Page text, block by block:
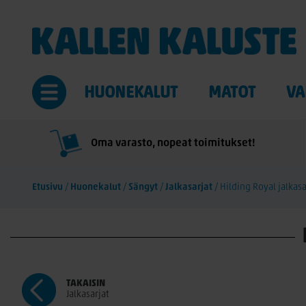
HUONEKALUT MATOT
Oma varasto, nopeat toimitukset!
Etusivu / Huonekalut / Sängyt / Jalkasarjat / Hilding Royal
TAKAISIN
Jalkasarjat